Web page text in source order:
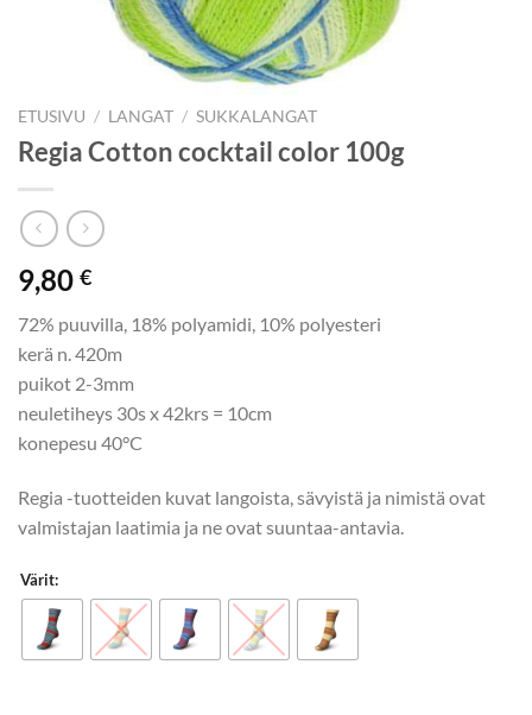
ETUSIVU / LANGAT / SUKKALANGAT
Regia Cotton cocktail color 100g
9,80 €
72% puuvilla, 18% polyamidi, 10% polyesteri
kerä n. 420m
puikot 2-3mm
neuletiheys 30s x 42krs = 10cm
konepesu 40°C
Regia -tuotteiden kuvat langoista, sävyistä ja nimistä ovat
valmistajan laatimia ja ne ovat suuntaa-antavia.
Värit: